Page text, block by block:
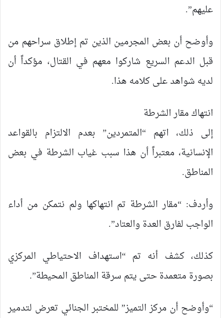
عليهم”.
وأوضح أن بعض المجرمين الذين تم إطلاق سراحهم من
قبل الدعم السريع شاركوا معهم في القتال، مؤكداً أن
لديه شواهد على كلامه هذا.
انتهاك مقار الشرطة
إلى ذلك، اتهم “المتمردين” بعدم الالتزام بالقواعد
الإنسانية، معتبراً أن هذا سبب غياب الشرطة في بعض
المناطق.
وأردف: “مقار الشرطة تم انتهاكها ولم نتمكن من أداء
الواجب لفارق العدة والعتاد”.
كذلك، كشف أنه تم “استهداف الاحتياطي المركزي
بصورة متعمدة حتى يتم سرقة المناطق المحيطة”.
“وأوضح أن مركز التميز” للمختبر الجنائي تعرض لتدمير